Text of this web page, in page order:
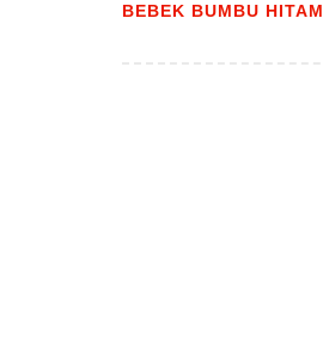
BEBEK BUMBU HITAM